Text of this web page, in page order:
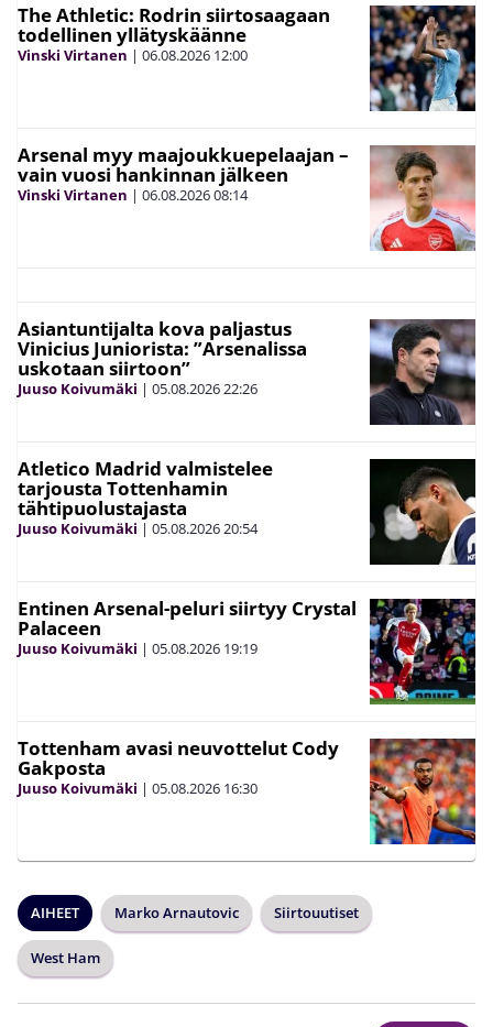
The Athletic: Rodrin siirtosaagaan
todellinen yllätyskäänne
Vinski Virtanen | 06.08.2026 12:00
Arsenal myy maajoukkuepelaajan –
vain vuosi hankinnan jälkeen
Vinski Virtanen | 06.08.202608:14
Asiantuntijalta kova paljastus
Vinicius Juniorista: ”Arsenalissa
uskotaan siirtoon”
Juuso Koivumäki | 05.08.202622:26
Atletico Madrid valmistelee
tarjousta Tottenhamin
tähtipuolustajasta
Juuso Koivumäki | 05.08.202620:54
Entinen Arsenal-peluri siirtyy Crystal
Palaceen
Juuso Koivumäki | 05.08.2026 19:19
Tottenham avasi neuvottelut Cody
Gakposta
Juuso Koivumäki | 05.08.2026 16:30
AIHEET Marko Arnautovic Siirtouutiset
West Ham